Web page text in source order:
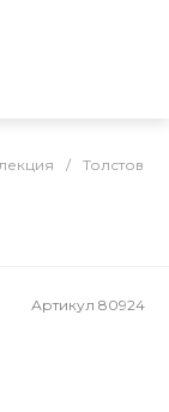
/ Толстовки
Артикул 80924